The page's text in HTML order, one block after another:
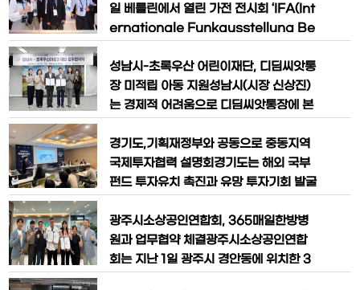
트워크를 활용한 현지 시장성 평가를 거쳐
활성화 사업’ 추진 관련 업무 협약을 체결
했다고 9일 밝혔다.이번 협약은 지역 상권
위해 ㈜카카오와 소상공인시장진흥공단,
（사）함께만드는세상이 손을 잡았고, 남
양주시가
일 베를린에서 열린 가전 전시회 ‘IFA(Int
ernationale Funkausstellung Be
성남시-초록우산 어린이재단, 디딤씨앗통
장 미적립 아동 지원성남시(시장 신상진)
는 경제적 어려움으로 디딤씨앗통장에 본
지원에 나선다.시는 9월 2일 오후 2시 3
0분 시청 4층 제1회의실에서 신상진 성남
시장과 황영기 초록우산 어린이재단 회장
사업, 디딤씨앗통장 활성화를 위한 업무
협약’을 했다.디딤씨앗통장은 가입 신청한
경기도,기획재정부와 공동으로 중동지역
국제투자협력 설명회경기도는 해외 국부
펀드 투자유치 촉진과 유망 투자기회 발굴
투자협력 설명회’를 개최했다.수원컨벤션
센터에서 열린 행사에는 기획재정부,경기
도청,산업은행,경기도경제과학진흥원,경
광주시소상공인연합회, 365매일한방병
원과 업무협약 체결광주시소상공인연합
회는 지난 1일 광주시 경안동에 위치한 3